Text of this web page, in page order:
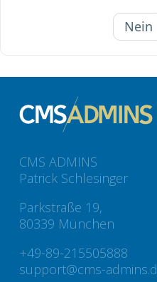
Nein
CMS ADMINS
Patrick Schlesinger
Parkstraße 19,
80339 München
+49-89-215505888
support@cms-